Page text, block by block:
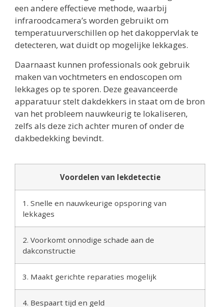
een andere effectieve methode, waarbij
infraroodcamera’s worden gebruikt om
temperatuurverschillen op het dakoppervlak te
detecteren, wat duidt op mogelijke lekkages.
Daarnaast kunnen professionals ook gebruik
maken van vochtmeters en endoscopen om
lekkages op te sporen. Deze geavanceerde
apparatuur stelt dakdekkers in staat om de bron
van het probleem nauwkeurig te lokaliseren,
zelfs als deze zich achter muren of onder de
dakbedekking bevindt.
Voordelen van lekdetectie
1. Snelle en nauwkeurige opsporing van
lekkages
2. Voorkomt onnodige schade aan de
dakconstructie
3. Maakt gerichte reparaties mogelijk
4. Bespaart tijd en geld